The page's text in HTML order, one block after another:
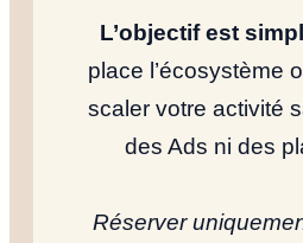
L’objectif est
place l’écosystème
scaler votre activité
des Ads ni des
Réserver